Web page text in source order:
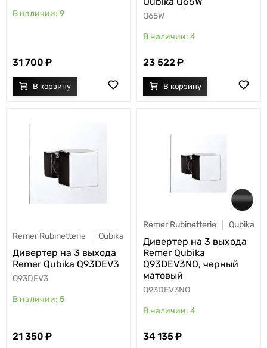
9
31 700
Q65W
4
23 522
Remer Rubinetterie Qubika
Дивертер на 3 выхода
Remer Qubika Q93DEV3
Q93DEV3
5
21 350
Remer Rubinetterie Qubika
Дивертер на 3 выхода
Remer Qubika
Q93DEV3NO, черный
матовый
Q93DEV3NO
4
34 135